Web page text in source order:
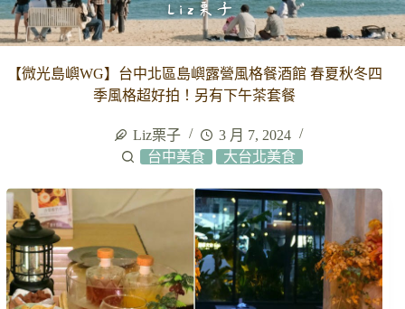
【微光島嶼WG】台中北區島嶼露營風格餐酒館 春夏秋冬四
季風格超好拍！另有下午茶套餐
Liz栗子
3 月 7, 2024
台中美食
大台北美食